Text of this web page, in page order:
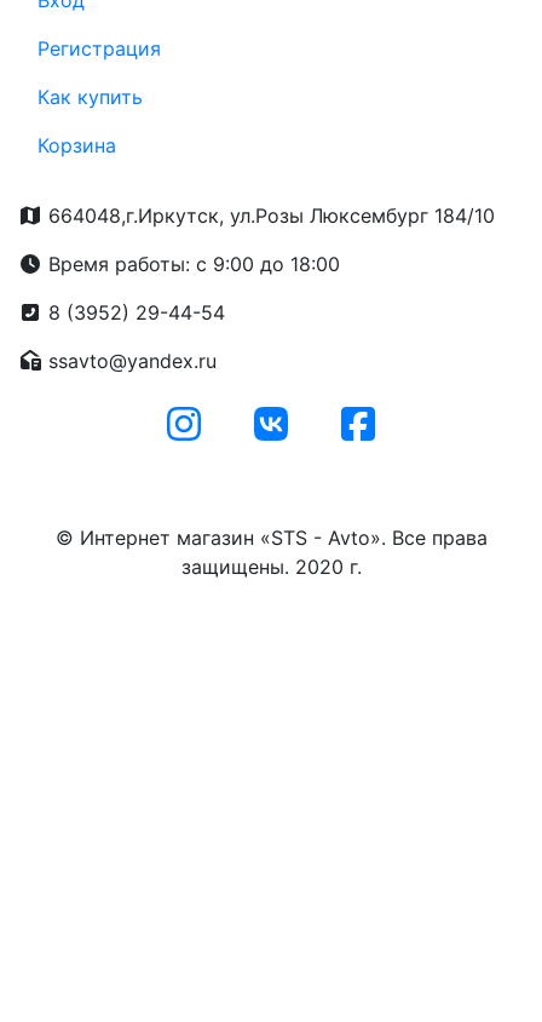
Регистрация
Как купить
Корзина
664048,г.Иркутск, ул.Розы Люксембург 184/10
Время работы: с 9:00 до 18:00
8 (3952) 29-44-54
ssavto@yandex.ru
© Интернет магазин «STS - Avto». Все права
защищены. 2020 г.